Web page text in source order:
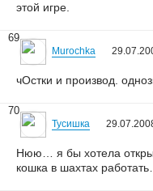
этой игре.
69
Murochka
чОстки и производ.
70
Тусишка
Нюю… я бы хотела
кошка в шахтах работать…